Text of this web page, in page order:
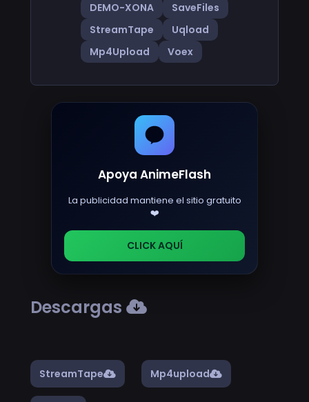
DEMO-XONA
SaveFiles
StreamTape
Uqload
Mp4Upload
Voex
Apoya AnimeFlash
La publicidad mantiene el sitio gratuito
❤️
CLICK AQUÍ
Descargas
StreamTape Mp4upload